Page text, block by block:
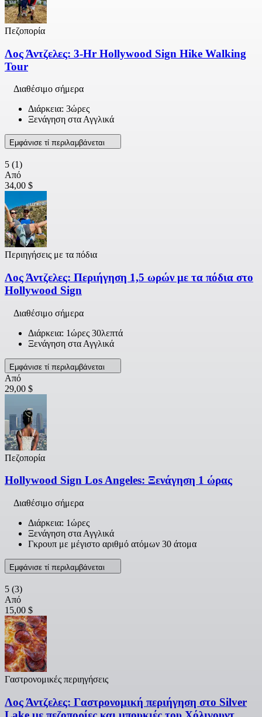
Πεζοπορία
Λος Άντζελες: 3-Hr Hollywood Sign Hike Walking
Tour
Διαθέσιμο σήμερα
Διάρκεια: 3ώρες
Ξενάγηση στα Αγγλικά
Εμφάνισε τί περιλαμβάνεται
5 (1)
Από
34,00 $
Περιηγήσεις με τα πόδια
Λος Άντζελες: Περιήγηση 1,5 ωρών με τα πόδια στο
Hollywood Sign
Διαθέσιμο σήμερα
Διάρκεια: 1ώρες 30λεπτά
Ξενάγηση στα Αγγλικά
Εμφάνισε τί περιλαμβάνεται
Από
29,00 $
Πεζοπορία
Hollywood Sign Los Angeles: Ξενάγηση 1 ώρας
Διαθέσιμο σήμερα
Διάρκεια: 1ώρες
Ξενάγηση στα Αγγλικά
Γκρουπ με μέγιστο αριθμό ατόμων 30 άτομα
Εμφάνισε τί περιλαμβάνεται
5 (3)
Από
15,00 $
Γαστρονομικές περιηγήσεις
Λος Άντζελες: Γαστρονομική περιήγηση στο Silver